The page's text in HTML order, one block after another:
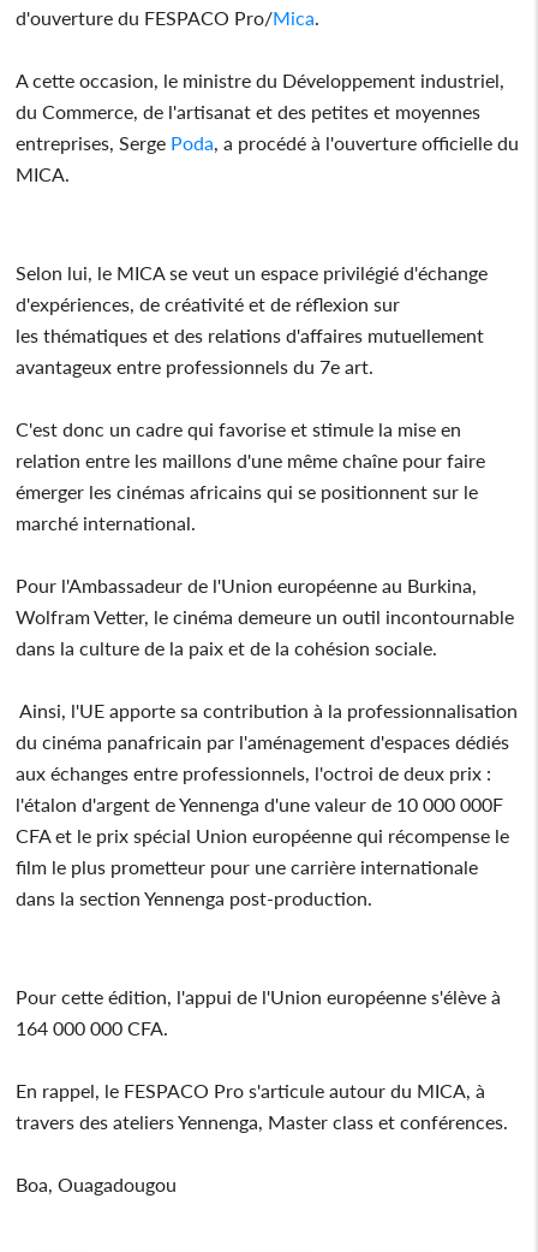
d'ouverture du FESPACO Pro/Mica
A cette occasion, le ministre du Développement industriel,
du Commerce, de l'artisanat et des petites et moyennes
entreprises, Serge Poda , a procédé à l'ouverture officielle du
MICA.
Selon lui, le MICA se veut un espace privilégié d'échange
d'expériences, de créativité et de réflexion sur
les thématiques et des relations d'affaires mutuellement
avantageux entre professionnels du 7e art.
C'est donc un cadre qui favorise et stimule la mise en
relation entre les maillons d'une même chaîne pour faire
émerger les cinémas africains qui se positionnent sur le
marché international.
Pour l'Ambassadeur de l'Union européenne au Burkina,
Wolfram Vetter, le cinéma demeure un outil incontournable
dans la culture de la paix et de la cohésion sociale.
Ainsi, l'UE apporte sa contribution à la professionnalisation
du cinéma panafricain par l'aménagement d'espaces dédiés
aux échanges entre professionnels, l'octroi de deux prix :
l'étalon d'argent de Yennenga d'une valeur de 10 000 000F
CFA et le prix spécial Union européenne qui récompense le
film le plus prometteur pour une carrière internationale
dans la section Yennenga post-production.
Pour cette édition, l'appui de l'Union européenne s'élève à
164 000 000 CFA.
En rappel, le FESPACO Pro s'articule autour du MICA, à
travers des ateliers Yennenga, Master class et conférences.
Boa, Ouagadougou